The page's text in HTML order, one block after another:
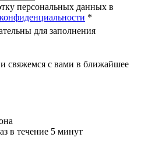
персональных данных в
*
для заполнения
свяжемся с вами в ближайшее
в течение 5 минут